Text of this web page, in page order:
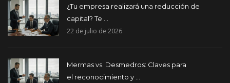
¿Tu empresa realizará una reducción de
capital? Te ...
22 de julio de 2026
Mermas vs. Desmedros: Claves para
el reconocimiento y ...